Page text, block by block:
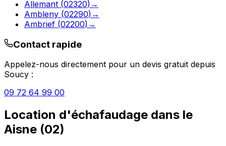
Allemant (02320) →
Ambleny (02290) →
Ambrief (02200) →
Contact rapide
Appelez-nous directement pour un devis gratuit depuis
Soucy :
09 72 64 99 00
Location d'échafaudage dans le
Aisne (02)